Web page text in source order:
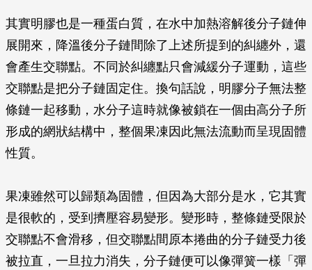
其實明膠也是一種蛋白質，在水中加熱溶解後分子鏈伸
展開來，降溫後分子鏈間除了上述所提到的糾纏外，還
會產生交聯點。不同於糾纏點只會減緩分子運動，這些
交聯點是把分子鏈固定住。換句話說，明膠分子無法整
條鏈一起移動，水分子這時就像被鎖在一個由高分子所
形成的網狀結構中，整個果凍因此無法流動而呈現固體
性質。
果凍雖然可以歸類為固體，但因為大部分是水，它其實
是很軟的，受到擠壓容易變形。變形時，整條鏈受限於
交聯點不會滑移，但交聯點間原本捲曲的分子鏈受力後
被拉直，一旦拉力消失，分子鏈便可以像彈簧一樣「彈